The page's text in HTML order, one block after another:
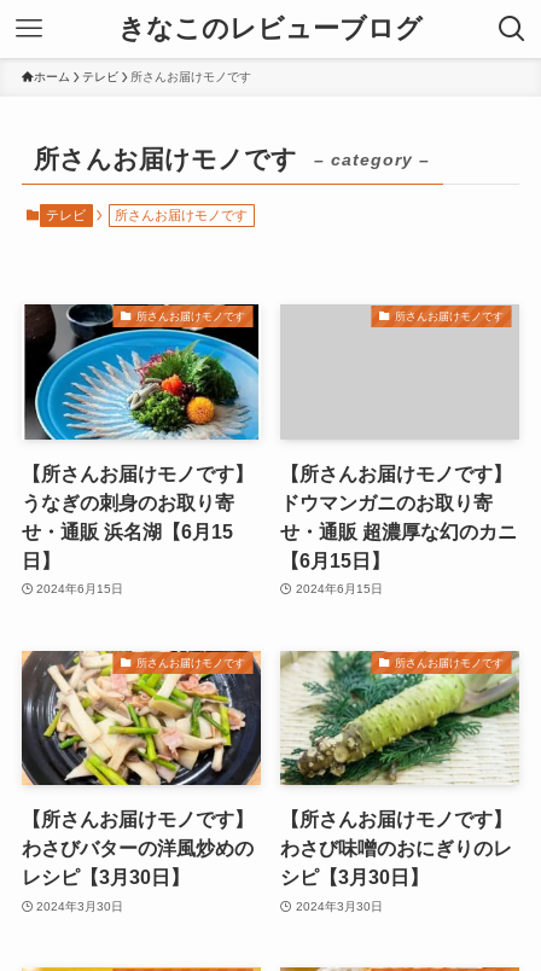
きなこのレビューブログ
ホーム テレビ 所さんお届けモノです
所さんお届けモノです – category –
テレビ 所さんお届けモノです
所さんお届けモノです
【所さんお届けモノです】
うなぎの刺身のお取り寄
せ・通販 浜名湖【6月15
日】
2024年6月15日
所さんお届けモノです
【所さんお届けモノです】
ドウマンガニのお取り寄
せ・通販 超濃厚な幻のカニ
【6月15日】
2024年6月15日
所さんお届けモノです
【所さんお届けモノです】
わさびバターの洋風炒めの
レシピ【3月30日】
2024年3月30日
所さんお届けモノです
【所さんお届けモノです】
わさび味噌のおにぎりのレ
シピ【3月30日】
2024年3月30日